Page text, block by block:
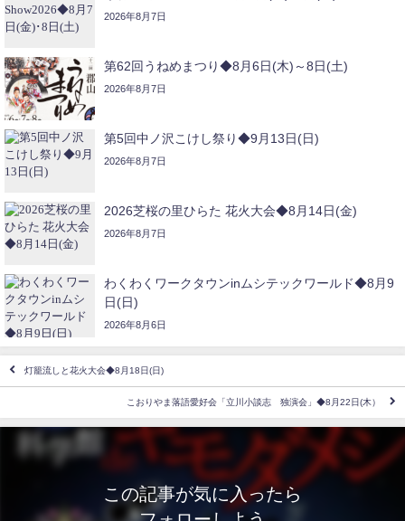
2026年8月7日
第62回うねめまつり◆8月6日(木)～8日(土)
2026年8月7日
第5回中ノ沢こけし祭り◆9月13日(日)
2026年8月7日
2026芝桜の里ひらた 花火大会◆8月14日(金)
2026年8月7日
わくわくワークタウンinムシテックワールド◆8月9
日(日)
2026年8月6日
灯籠流しと花火大会◆8月18日(日)
こおりやま落語愛好会「立川小談志 独演会」◆8月22日(木）
この記事が気に入ったら